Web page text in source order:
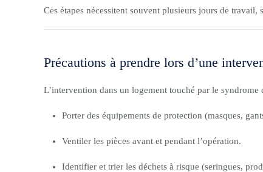
Ces étapes nécessitent souvent plusieurs jours de
Précautions à prendre lors d’une
L’intervention dans un logement touché par le
Porter des équipements de protection (masques,
Ventiler les pièces avant et pendant l’opération.
Identifier et trier les déchets à risque (seringues,